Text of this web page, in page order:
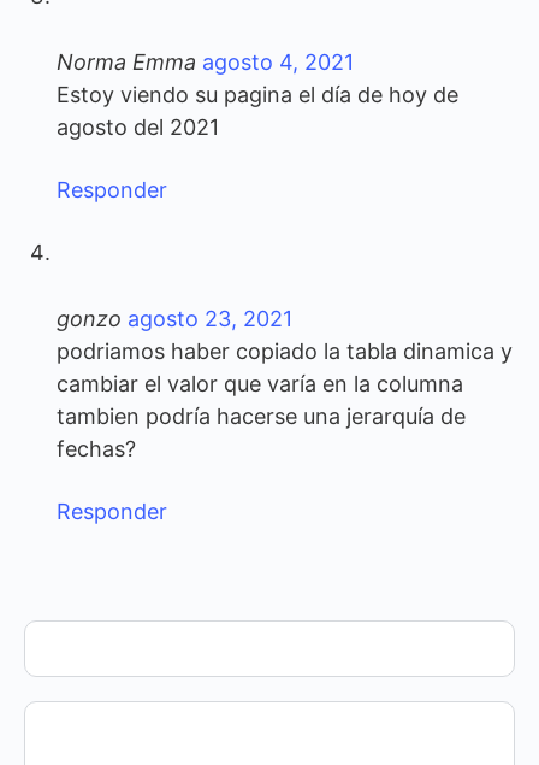
Norma Emma agosto 4, 2021
Estoy viendo su pagina el día de hoy de
agosto del 2021
Responder
gonzo agosto 23, 2021
podriamos haber copiado la tabla dinamica y
cambiar el valor que varía en la columna
tambien podría hacerse una jerarquía de
fechas?
Responder